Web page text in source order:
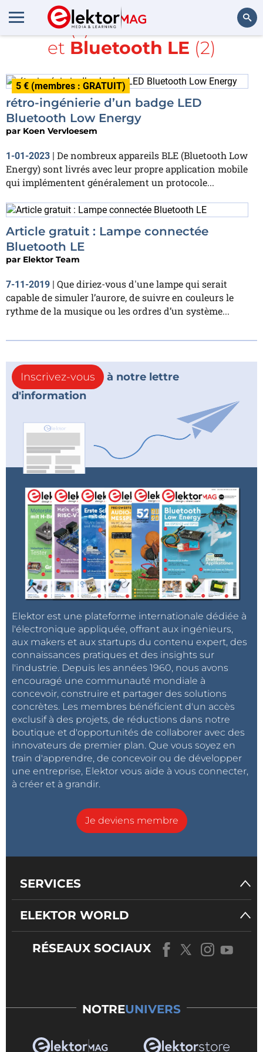
Rechercher
Article(s) avec la balise
LED
et Bluetooth LE (2)
5 € (membres : GRATUIT)
rétro-ingénierie d’un badge LED
Bluetooth Low Energy
par Koen Vervloesem
1-01-2023 | De nombreux appareils BLE (Bluetooth Low
Energy) sont livrés avec leur propre application mobile
qui implémentent généralement un protocole...
Article gratuit : Lampe connectée
Bluetooth LE
par Elektor Team
7-11-2019 | Que diriez-vous d'une lampe qui serait
capable de simuler l’aurore, de suivre en couleurs le
rythme de la musique ou les ordres d’un système...
Inscrivez-vous
à notre lettre
d'information
Elektor est une plateforme internationale dédiée à
l'électronique appliquée, offrant aux ingénieurs,
aux makers et aux startups du contenu expert, des
connaissances pratiques et des insights sur
l'industrie. Depuis les années 1960, nous avons
encouragé une communauté mondiale à
concevoir, construire et partager des solutions
concrètes. Les membres bénéficient d'un accès
exclusif à des projets, de réductions dans notre
boutique et d'opportunités de collaborer avec des
innovateurs de premier plan. Que vous soyez en
train d'apprendre, de concevoir ou de développer
une entreprise, Elektor vous aide à vous connecter,
à créer et à grandir.
Je deviens membre
SERVICES
ELEKTOR WORLD
RÉSEAUX SOCIAUX
NOTREUNIVERS